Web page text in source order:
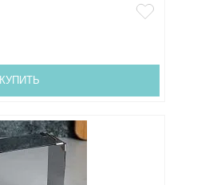
КУПИТЬ